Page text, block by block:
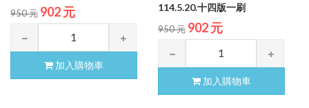
950 元 902 元
加入購物車
114.5.20.十四版一刷
950 元 902 元
加入購物車